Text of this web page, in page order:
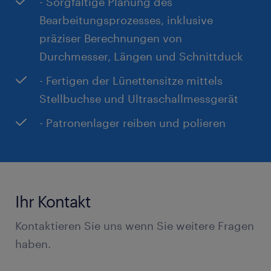
Bearbeitungsprozesses, inklusive
präziser Berechnungen von
Durchmesser, Längen und Schnittduck
- Fertigen der Lünettensitze mittels
Stellbuchse und Ultraschallmessgerät
- Patronenlager reiben und polieren
Ihr Kontakt
Kontaktieren Sie uns wenn Sie weitere Fragen
haben.